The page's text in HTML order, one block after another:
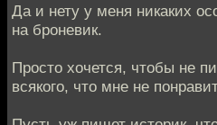
Да и нету у меня никаких
на броневик.
Просто хочется, чтобы не
всякого, что мне не